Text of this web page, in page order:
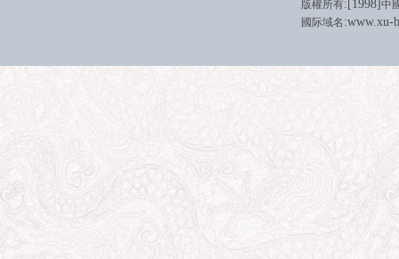
版權所有:[ 1998 中
國际域名 :www.xu-